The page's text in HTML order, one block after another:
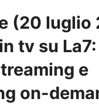
(20 luglio
tv su
e
on-